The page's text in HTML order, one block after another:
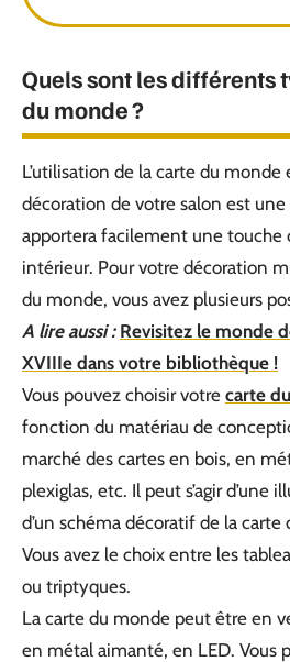
Quels sont les différents
du monde ?
L’utilisation de la carte du
décoration de votre salon est
apportera facilement une touche
intérieur. Pour votre décoration
du monde, vous avez plusieurs
A lire aussi : Revisitez le monde
XVIIIe dans votre bibliothèque !
Vous pouvez choisir votre carte
fonction du matériau de
marché des cartes en bois, en
plexiglas, etc. Il peut s’agir d’une
d’un schéma décoratif de la
Vous avez le choix entre les
ou triptyques.
La carte du monde peut être en
en métal aimanté, en LED. Vous